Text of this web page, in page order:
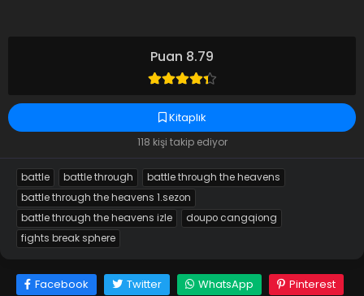
Puan 8.79
Kitaplık
118 kişi takip ediyor
battle battle through
battle through the heavens
battle through the heavens 1.sezon
battle through the heavens izle
doupo cangqiong
fights break sphere
Facebook Twitter WhatsApp
Pinterest